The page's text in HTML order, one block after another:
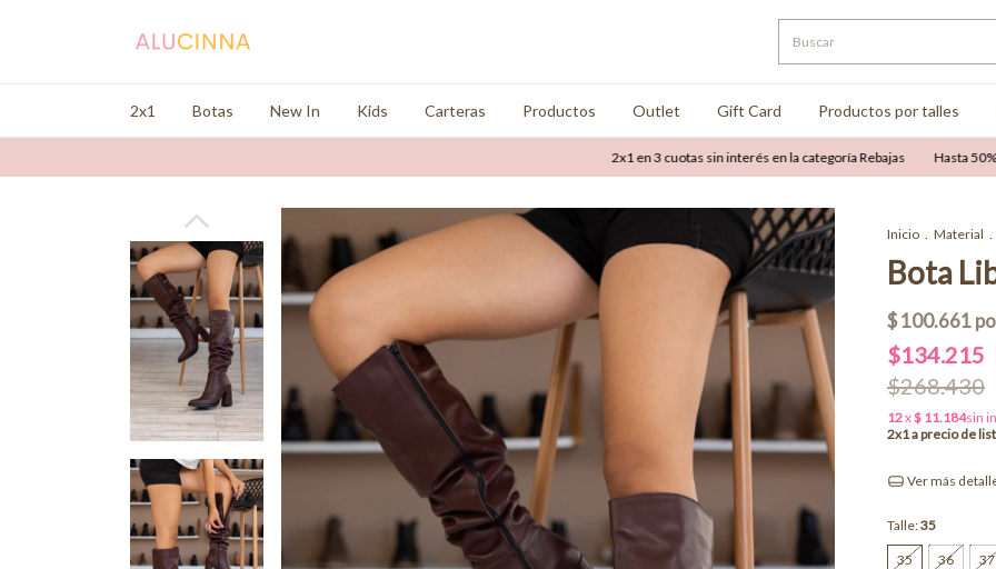
2x1 Botas New In Kids Carteras Productos Outlet Gift Card Productos por talles
2x1 en 3 cuotas sin interés en la categoría Rebajas Hasta 50% OFF
Inicio . Material .
Bota
$134.215
$268.430
Ver más
Talle:35
35 36 37